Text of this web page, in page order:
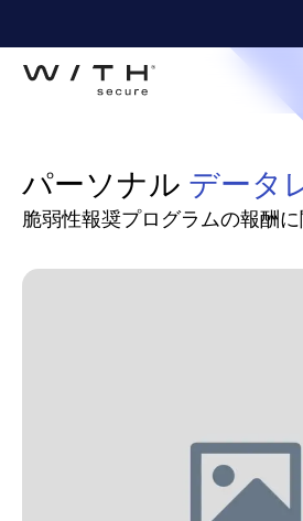
パーソナル データ
脆弱性報奨プログラムの報酬